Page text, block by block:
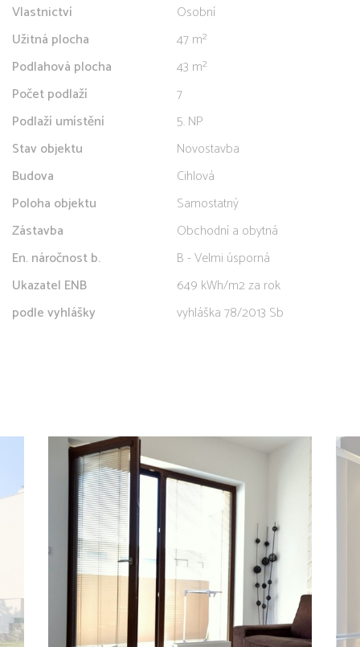
Vlastnictví
Osobní
Užitná plocha
47 m²
Podlahová plocha
43 m²
Počet podlaží
7
Podlaží umístění
5. NP
Stav objektu
Novostavba
Budova
Cihlová
Poloha objektu
Samostatný
Zástavba
Obchodní a obytná
En. náročnost b.
B - Velmi úsporná
Ukazatel ENB
649 kWh/m2 za rok
podle vyhlášky
vyhláška 78/2013 Sb